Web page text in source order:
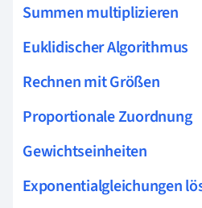
Summen multiplizieren
Euklidischer Algorithmus
Rechnen mit Größen
Proportionale Zuordnung
Gewichtseinheiten
Exponentialgleichungen